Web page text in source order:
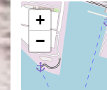
+
−